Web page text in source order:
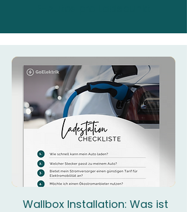
Wallbox Installation: Was ist